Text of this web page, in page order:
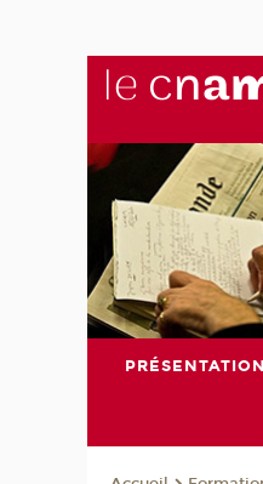
PRÉSENTATION